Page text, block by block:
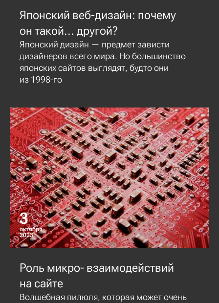
Японский веб-дизайн: почему
он такой... другой?
Японский дизайн — предмет зависти
дизайнеров всего мира. Но большинство
японских сайтов выглядят, будто они
из 1998-го
3
октября
2023
Роль микро- взаимодействий
на сайте
Волшебная пилюля, которая может очень